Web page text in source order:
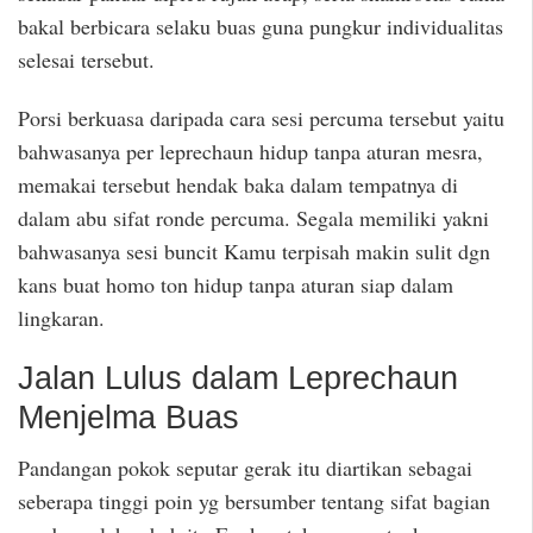
bakal berbicara selaku buas guna pungkur individualitas
selesai tersebut.
Porsi berkuasa daripada cara sesi percuma tersebut yaitu
bahwasanya per leprechaun hidup tanpa aturan mesra,
memakai tersebut hendak baka dalam tempatnya di
dalam abu sifat ronde percuma. Segala memiliki yakni
bahwasanya sesi buncit Kamu terpisah makin sulit dgn
kans buat homo ton hidup tanpa aturan siap dalam
lingkaran.
Jalan Lulus dalam Leprechaun
Menjelma Buas
Pandangan pokok seputar gerak itu diartikan sebagai
seberapa tinggi poin yg bersumber tentang sifat bagian